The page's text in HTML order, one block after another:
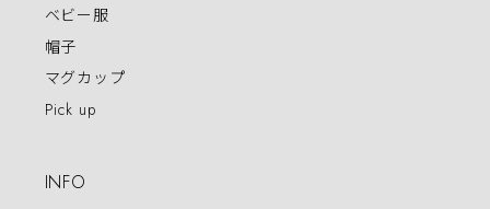
ベビー服
帽子
マグカップ
Pick up
INFO